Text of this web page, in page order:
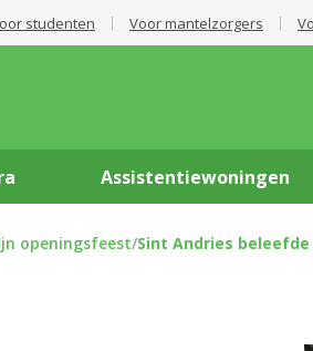
studenten Voor mantelzorgers
Assistentiewoningen
openingsfeest/Sint Andries